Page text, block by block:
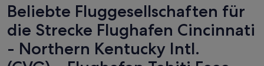
Beliebte Fluggesellschaften für
die Strecke Flughafen Cincinnati
- Northern Kentucky Intl.